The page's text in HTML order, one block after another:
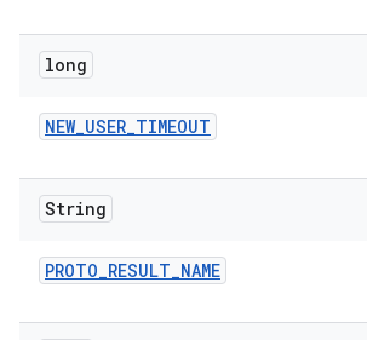
long
NEW_USER_TIMEOUT
String
PROTO_RESULT_NAME